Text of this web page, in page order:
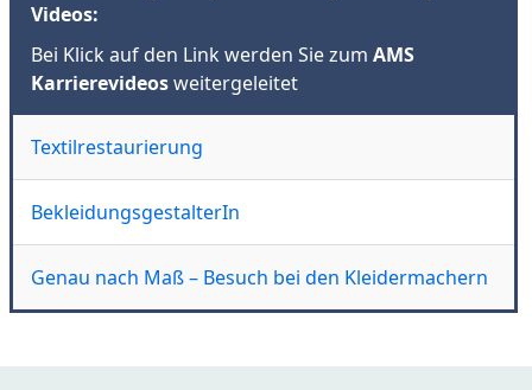
Videos:
Bei Klick auf den Link werden Sie zum AMS
Karrierevideosweitergeleitet
Textilrestaurierung
BekleidungsgestalterIn
Genau nach Maß – Besuch bei den Kleidermachern